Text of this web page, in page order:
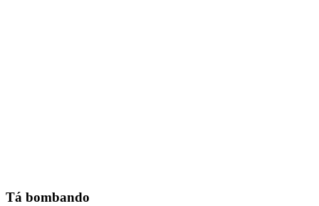
Tá bombando